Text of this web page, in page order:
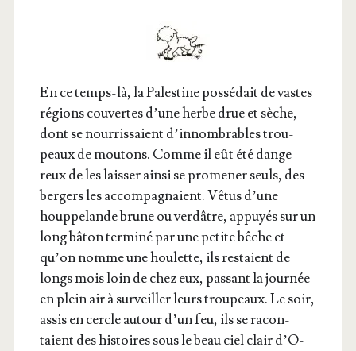
En ce temps-là, la Pales­tine pos­sé­dait de vastes
régions cou­vertes d’une herbe drue et sèche,
dont se nour­ris­saient d’in­nom­brables trou­
peaux de mou­tons. Comme il eût été dan­ge­
reux de les lais­ser ain­si se pro­me­ner seuls, des
ber­gers les accom­pa­gnaient. Vêtus d’une
houp­pe­lande brune ou ver­dâtre, appuyés sur un
long bâton ter­mi­né par une petite bêche et
qu’on nomme une hou­lette, ils res­taient de
longs mois loin de chez eux, pas­sant la jour­née
en plein air à sur­veiller leurs trou­peaux. Le soir,
assis en cercle autour d’un feu, ils se racon­
taient des his­toires sous le beau ciel clair d’O­